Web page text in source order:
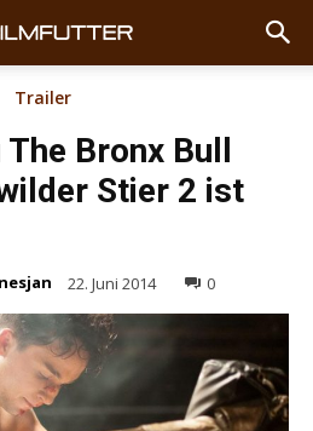
Trailer
Bronx Bull
Stier 2 ist
22. Juni 2014 0